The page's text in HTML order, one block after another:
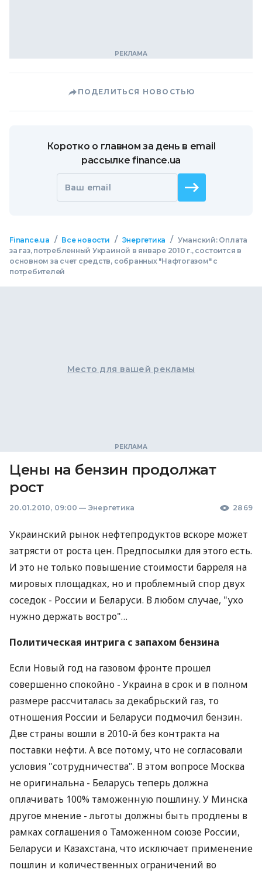
ПОДЕЛИТЬСЯ НОВОСТЬЮ
Коротко о главном за день в email
рассылке finance.ua
Ваш email
Finance.ua / Все новости / Энергетика / Уманский: Оплата
за газ, потребленный Украиной в январе 2010 г., состоится в
основном за счет средств, собранных "Нафтогазом" с
потребителей
Место для вашей рекламы
Цены на бензин продолжат
рост
20.01.2010, 09:00 — Энергетика 2869
Украинский рынок нефтепродуктов вскоре может
затрясти от роста цен. Предпосылки для этого есть.
И это не только повышение стоимости барреля на
мировых площадках, но и проблемный спор двух
соседок - России и Беларуси. В любом случае, "ухо
нужно держать востро"…
Политическая интрига с запахом бензина
Если Новый год на газовом фронте прошел
совершенно спокойно - Украина в срок и в полном
размере рассчиталась за декабрьский газ, то
отношения России и Беларуси подмочил бензин.
Две страны вошли в 2010-й без контракта на
поставки нефти. А все потому, что не согласовали
условия "сотрудничества". В этом вопросе Москва
не оригинальна - Беларусь теперь должна
оплачивать 100% таможенную пошлину. У Минска
другое мнение - льготы должны быть продлены в
рамках соглашения о Таможенном союзе России,
Беларуси и Казахстана, что исключает применение
пошлин и количественных ограничений во